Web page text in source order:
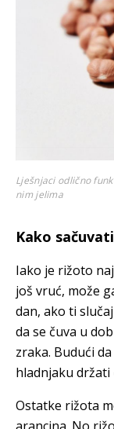
Lješnjaci odlično
nim jelima
Kako
Iako je rižoto
još vruć, može
dan, ako ti
da se čuva u
zraka. Budući
hladnjaku držati
Ostatke rižota